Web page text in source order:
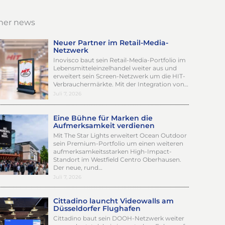
news
Neuer Partner im Retail-Media-
Netzwerk
Inovisco baut sein Retail-Media-Portfolio im
Lebensmitteleinzelhandel weiter aus und
erweitert sein Screen-Netzwerk um die HIT-
Verbrauchermärkte. Mit der Integration von…
Juli 7, 2026
Eine Bühne für Marken die
Aufmerksamkeit verdienen
Mit The Star Lights erweitert Ocean Outdoor
sein Premium-Portfolio um einen weiteren
aufmerksamkeitsstarken High-Impact-
Standort im Westfield Centro Oberhausen.
Der neue, rund…
Juli 7, 2026
Cittadino launcht Videowalls am
Düsseldorfer Flughafen
Cittadino baut sein DOOH-Netzwerk weiter